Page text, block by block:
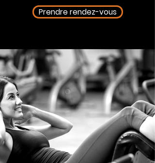
Prendre rendez-vous